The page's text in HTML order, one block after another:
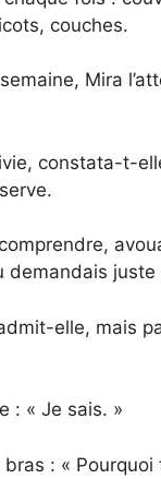
couches.
Mira
constata-t-
demandais juste
elle, mais
: « Je sais. »
: « Pourquoi